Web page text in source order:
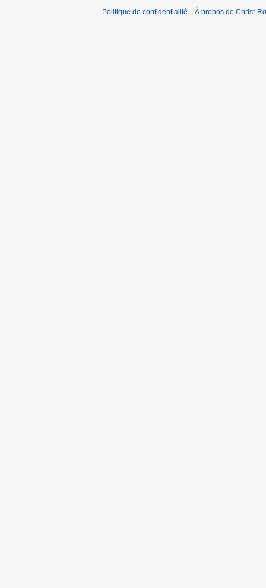
Politique de confidentialité À propos de Christ-